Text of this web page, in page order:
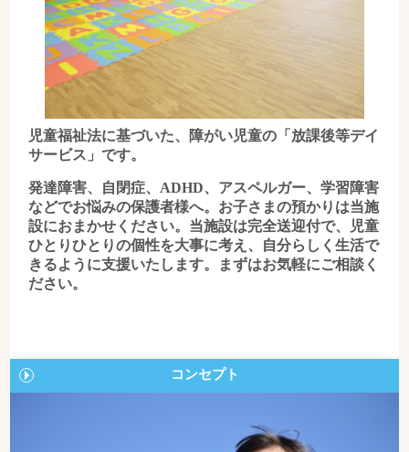
児童福祉法に基づいた、障がい児童の「放課後等デイ
サービス」です。
発達障害、自閉症、ADHD、アスペルガー、学習障害
などでお悩みの保護者様へ。お子さまの預かりは当施
設におまかせください。当施設は完全送迎付で、児童
ひとりひとりの個性を大事に考え、自分らしく生活で
きるように支援いたします。まずはお気軽にご相談く
ださい。
コンセプト